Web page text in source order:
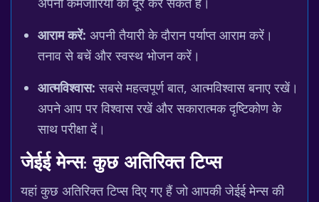
आराम करें: अपनी तैयारी के दौरान पर्याप्त आराम करें।
तनाव से बचें और स्वस्थ भोजन करें।
आत्मविश्वास: सबसे महत्वपूर्ण बात, आत्मविश्वास बनाए रखें।
अपने आप पर विश्वास रखें और सकारात्मक दृष्टिकोण के
साथ परीक्षा दें।
जेईई मेन्स: कुछ अतिरिक्त टिप्स
यहां कुछ अतिरिक्त टिप्स दिए गए हैं जो आपकी जेईई मेन्स की